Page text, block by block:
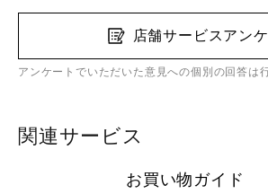
店舗サービスアン
アンケートでいただいた意見への個別の回答は
関連サービス
お買い物ガイド